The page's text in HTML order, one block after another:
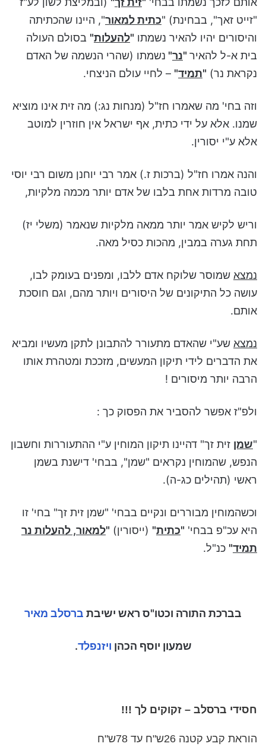
"זייט זאך", בבחינת) "כתית למאור", היינו שהכתיתה
והיסורים יהיו להאיר נשמתו "להעלות" בסולם העולה
בית א-ל להאיר "נר" נשמתו (שהרי הנשמה של האדם
נקראת נר) "תמיד" – לחיי עולם הניצחי.
וזה בחי' מה שאמרו חז"ל (מנחות נג:) מה זית אינו מוציא
שמנו. אלא על ידי כתית, אף ישראל אין חוזרין למוטב
אלא ע"י יסורין.
והנה אמרו חז"ל (ברכות ז.) אמר רבי יוחנן משום רבי יוסי
טובה מרדות אחת בלבו של אדם יותר מכמה מלקיות,
וריש לקיש אמר יותר ממאה מלקיות שנאמר (משלי יז)
תחת גערה במבין, מהכות כסיל מאה.
נמצא שמוסר שלוקח אדם ללבו, ומפנים בעומק לבו,
עושה כל התיקונים של היסורים ויותר מהם, וגם חוסכת
אותם.
נמצא שע"י שהאדם מתעורר להתבונן לתקן מעשיו ומביא
את הדברים לידי תיקון המעשים, מזככת ומטהרת אותו
הרבה יותר מיסורים !
ולפ"ז אפשר להסביר את הפסוק כך :
"שמן זית זך" דהיינו תיקון המוחין ע"י ההתעוררות וחשבון
הנפש, שהמוחין נקראים "שמן", בבחי' דישנת בשמן
ראשי (תהילים כג-ה).
וכשהמוחין מבוררים ונקיים בבחי' "שמן זית זך" בחי' זו
היא עכ"פ בבחי' "כתית" (ייסורין) "למאור, להעלות נר
תמיד" כנ"ל.
בברכת התורה וכטו"ס ראש ישיבת ברסלב מאיר
שמעון יוסף הכהן ויזנפלד.
חסידי ברסלב – זקוקים לך !!!
הוראת קבע קטנה 26ש"ח עד 78ש"ח